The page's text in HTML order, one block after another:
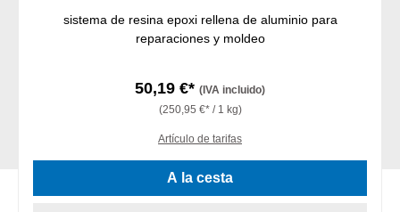
sistema de resina epoxi rellena de aluminio para
reparaciones y moldeo
50,19 €* (IVA incluido)
(250,95 €* / 1 kg)
Artículo de tarifas
A la cesta